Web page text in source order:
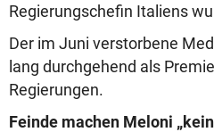
Regierungschefin Italiens
Der im Juni verstorbene
lang durchgehend als
Regierungen.
Feinde machen Meloni